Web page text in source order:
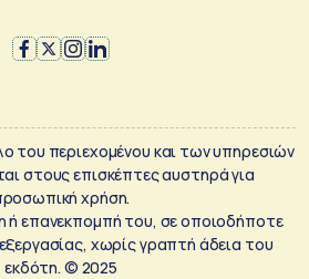
του περιεχομένου και των υπηρεσιών
στους επισκέπτες αυστηρά για
χρήση.
ή επανεκπομπή του, σε οποιοδήποτε
χωρίς γραπτή άδεια του
εκδότη. © 2025